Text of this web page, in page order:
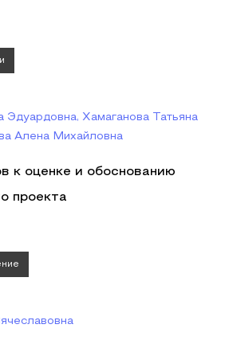
Хамаганова Татьяна
Алена Михайловна
к оценке и обоснованию
проекта